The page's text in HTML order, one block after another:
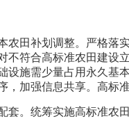
农田补划调整。严格
不符合高标准农田建设
设施需少量占用永久基
，加强信息共享。高标
套。统筹实施高标准